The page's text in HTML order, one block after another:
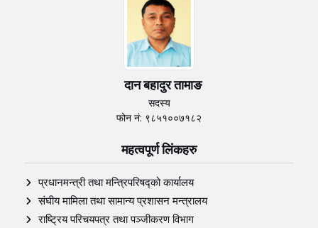
दान बहादुर तामाङ
सदस्य
फोन नं: ९८५१००७१८२
महत्वपूर्ण लिंकहरु
प्रधानमन्त्री तथा मन्त्रिपरिषद्को कार्यालय
संघीय मामिला तथा सामान्य प्रशासन मन्त्रालय
राष्ट्रिय परिचयपत्र तथा पञ्‍जीकरण विभाग